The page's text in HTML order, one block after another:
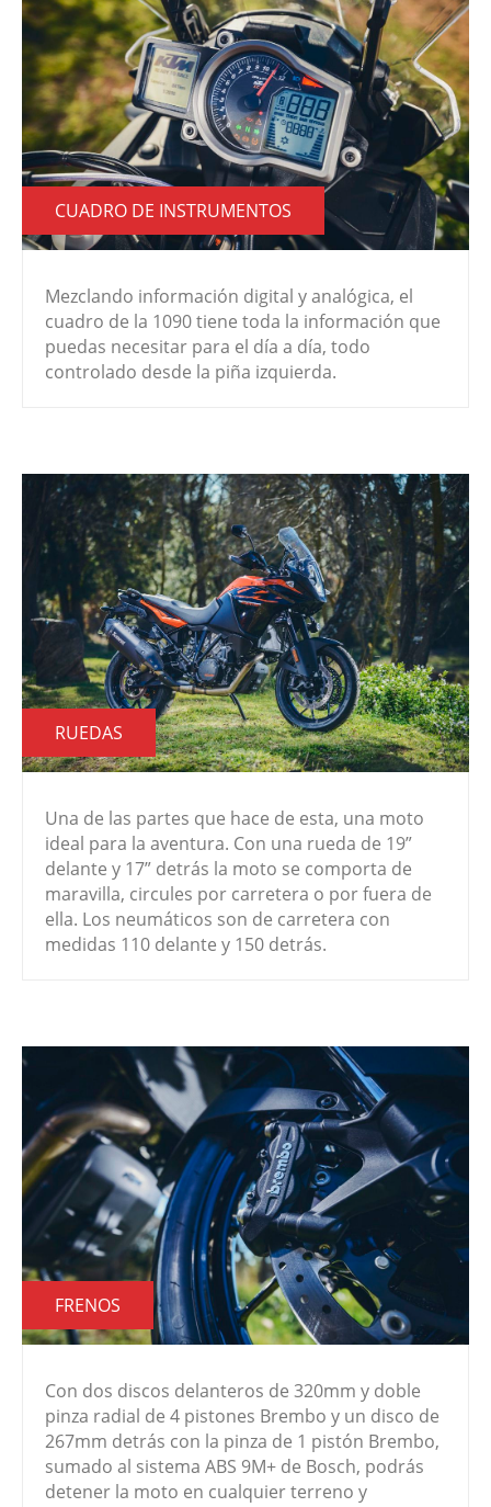
CUADRO DE INSTRUMENTOS
Mezclando información digital y analógica, el
cuadro de la 1090 tiene toda la información que
puedas necesitar para el día a día, todo
controlado desde la piña izquierda.
RUEDAS
Una de las partes que hace de esta, una moto
ideal para la aventura. Con una rueda de 19”
delante y 17” detrás la moto se comporta de
maravilla, circules por carretera o por fuera de
ella. Los neumáticos son de carretera con
medidas 110 delante y 150 detrás.
FRENOS
Con dos discos delanteros de 320mm y doble
pinza radial de 4 pistones Brembo y un disco de
267mm detrás con la pinza de 1 pistón Brembo,
sumado al sistema ABS 9M+ de Bosch, podrás
detener la moto en cualquier terreno y